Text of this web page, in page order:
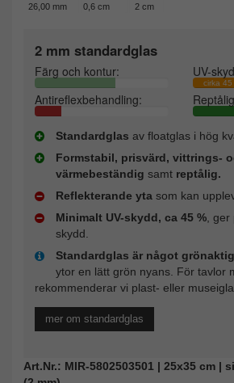
26,00 mm 0,6 cm 2 cm
2 mm standardglas
Färg och kontur: UV-
cirka 45
Antireflexbehandling:
Standardglas av floatglas i hög
Formstabil, prisvärd, vittrings-
värmebeständig samt reptålig.
Reflekterande yta som kan
Minimalt UV-skydd, ca 45 %, ger
skydd.
Standardglas är något
ytor en lätt grön nyans. För tavlor
rekommenderar vi plast- eller
mer om standardglas
Art.Nr.: MIR-5802503501 | 25x35 cm |